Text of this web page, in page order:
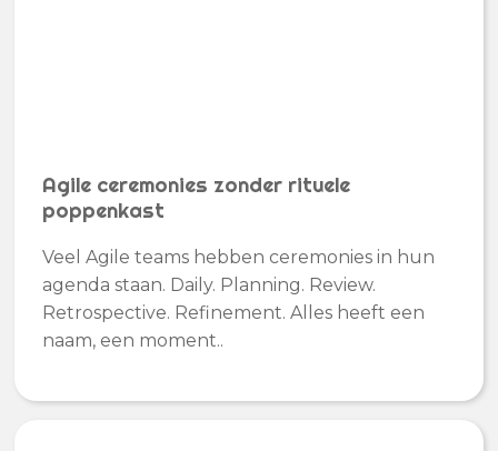
Agile ceremonies zonder rituele
poppenkast
Veel Agile teams hebben ceremonies in hun
agenda staan. Daily. Planning. Review.
Retrospective. Refinement. Alles heeft een
naam, een moment..